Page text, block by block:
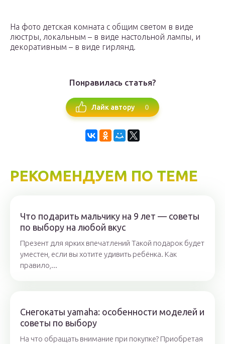
На фото детская комната с общим светом в виде
люстры, локальным – в виде настольной лампы, и
декоративным – в виде гирлянд.
Понравилась статья?
Лайк автору 0
РЕКОМЕНДУЕМ ПО ТЕМЕ
Что подарить мальчику на 9 лет — советы
по выбору на любой вкус
Презент для ярких впечатлений Такой подарок будет
уместен, если вы хотите удивить ребёнка. Как
правило,...
Снегокаты yamaha: особенности моделей и
советы по выбору
На что обращать внимание при покупке? Приобретая